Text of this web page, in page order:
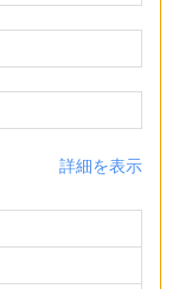
詳細を表示